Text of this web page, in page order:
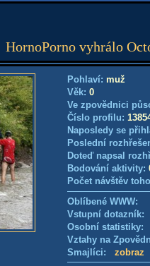
HornoPorno vyhrálo
Pohlaví: muž
Věk: 0
Ve zpovědnici
Číslo profilu:
Naposledy se
Poslední
Doteď napsal
Bodování aktivity:
Počet návštěv
Oblíbené WWW:
Vstupní
Osobní
Vztahy na
Smajlíci: zobraz